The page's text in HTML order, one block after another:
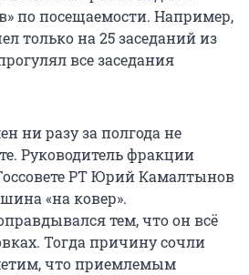
по посещаемости. Например,
только на 25 заседаний из
все заседания
ни разу за полгода не
Руководитель фракции
РТ Юрий Камалтынов
«на ковер».
тем, что он всё
Тогда причину сочли
что приемлемым